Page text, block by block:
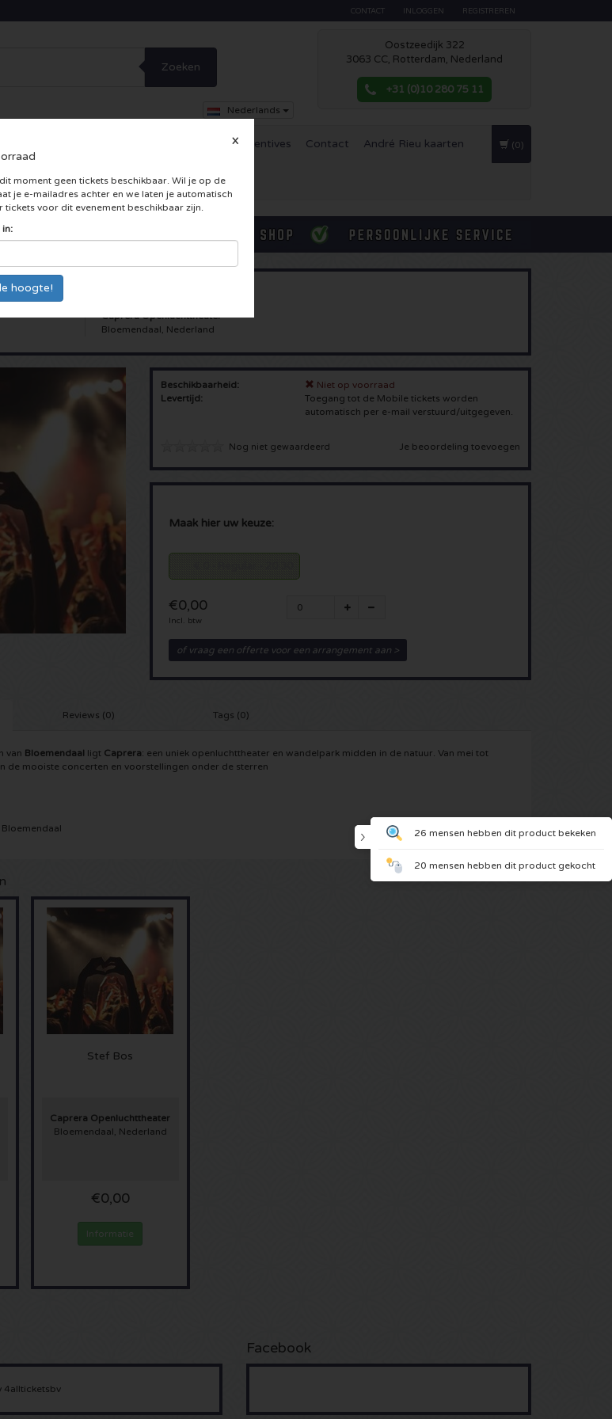
CONTACT INLOGGEN REGISTREREN
Zoeken
Nederlands
Oostzeedijk 322
3063 CC, Rotterdam, Nederland
+31 (0)10 280 75 11
Incentives Contact André Rieu kaarten (0)
X
moment geen tickets beschikbaar. Wil je op de
je e-mailadres achter en we laten je automatisch
tickets voor dit evenement beschikbaar zijn.
in:
Caprera Openluchttheater
Bloemendaal, Nederland
Beschikbaarheid:
Niet op voorraad
Levertijd:
Toegang tot de Mobile tickets worden
automatisch per e-mail verstuurd/uitgegeven.
Nog niet gewaardeerd Je beoordeling toevoegen
Maak hier uw keuze:
€0,00
Incl. btw
of vraag een offerte voor een arrangement aan >
Reviews (0) Tags (0)
van Bloemendaal ligt Caprera: een uniek openluchttheater en wandelpark midden in de natuur. Van mei tot
de mooiste concerten en voorstellingen onder de sterren
Stef Bos
Caprera Openluchttheater
Bloemendaal, Nederland
€0,00
Informatie
4allticketsbv
Facebook